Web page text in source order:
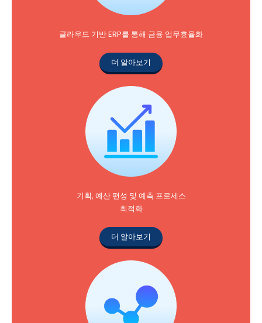
클라우드 기반 ERP를 통해 금융 업무효율화
더 알아보기
기획, 예산 편성 및 예측 프로세스
최적화
더 알아보기